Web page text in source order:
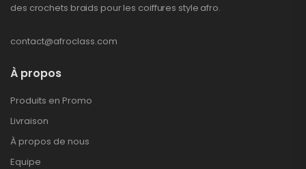
des crochets braids pour les coiffures style afro.
contact@afroclass.com
À propos
Produits en Promo
Livraison
À propos de nous
Equipe